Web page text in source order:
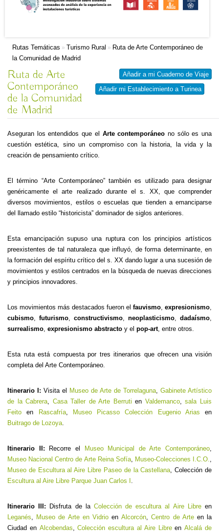
Rutas Temáticas » Turismo Rural » Ruta de Arte Contemporáneo de
la Comunidad de Madrid
Añadir a mi Cuaderno de Viaje
Añadir mi Establecimiento a Turinea
Ruta de Arte
Contemporáneo
de la Comunidad
de Madrid
Aseguran los entendidos que el Arte contemporáneo no sólo es una
cuestión estética, sino un compromiso con la historia, la vida y la
creación de pensamiento crítico.
El término “Arte Contemporáneo” también es utilizado para designar
genéricamente el arte realizado durante el s. XX, que comprender
diversos movimientos, estilos o escuelas que tienden a emanciparse
del llamado estilo “historicista” dominador de siglos anteriores.
Esta emancipación supuso una ruptura con los principios artísticos
preexistentes de tal naturaleza que influyó, de forma determinante, en
la formación del espíritu crítico del s. XX dando lugar a una sucesión de
movimientos y estilos centrados en la búsqueda de nuevas direcciones
y principios innovadores.
Los movimientos más destacados fueron el fauvismo, expresionismo,
cubismo, futurismo, constructivismo, neoplasticismo, dadaísmo,
surrealismo, expresionismo abstracto y el pop-art, entre otros.
Esta ruta está compuesta por tres itinerarios que ofrecen una visión
completa del Arte Contemporáneo.
Itinerario I: Visita el Museo de Arte de Torrelaguna, Gabinete Artístico
de la Cabrera, Casa Taller de Arte Berruti en Valdemanco,sala Luis
Feito en Rascafría, Museo Picasso Colección Eugenio Arias en
Buitrago de Lozoya.
Itinerario II: Recorre el Museo Municipal de Arte Contemporáneo,
Museo Nacional Centro de Arte Reina Sofía, Museo-Colecciones I.C.O.,
Museo de Escultura al Aire Libre Paseo de la Castellana, Colección de
Escultura al Aire Libre Parque Juan Carlos I .
Itinerario III: Disfruta de la Colección de escultura al Aire Libreen
Leganés, Museo de Arte en VidrioenAlcorcón,Centro de Arteen la
Ciudad en Alcobendas,Colección escultura al Aire LibreenAlcalá de